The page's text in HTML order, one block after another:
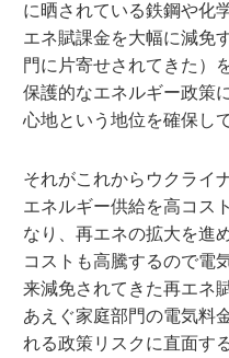
に晒されている鉄鋼や化
エネ賦課金を大幅に減免
門に片寄せされてきた）
保護的なエネルギー政策
心地という地位を確保し
それがこれからウクライ
エネルギー供給を高コス
なり、再エネの拡大を進
コストも高騰するので電
来減免されてきた再エネ
あえぐ家庭部門の電気料
れる政策リスクに直面す